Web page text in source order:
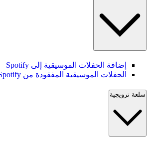
إضافة الحفلات الموسيقية إلى Spotify
الحفلات الموسيقية المفقودة من Spotify
سلعة ترويجية